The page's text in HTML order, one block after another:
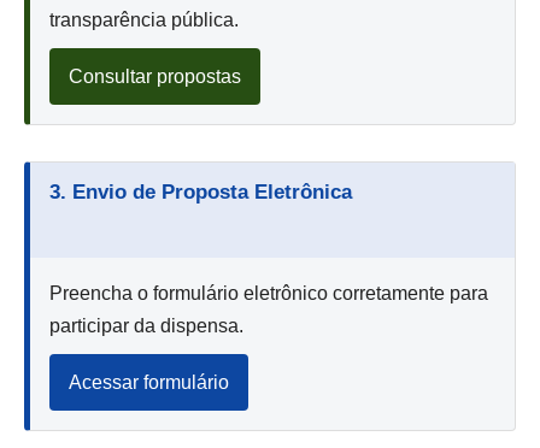
transparência pública.
Consultar propostas
3. Envio de Proposta Eletrônica
Preencha o formulário eletrônico corretamente para
participar da dispensa.
Acessar formulário